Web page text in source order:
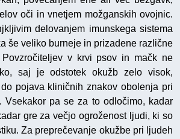
oči in vnetjem možganskih ovojnic.
delovanjem imunskega sistema
še veliko burneje in prizadene različne
Povzročiteljev v krvi psov in mačk ne
saj je odstotek okužb zelo visok,
pojava kliničnih znakov obolenja pri
Vsekakor pa se za to odločimo, kadar
gre za večjo ogroženost ljudi, ki so
Za preprečevanje okužbe pri ljudeh